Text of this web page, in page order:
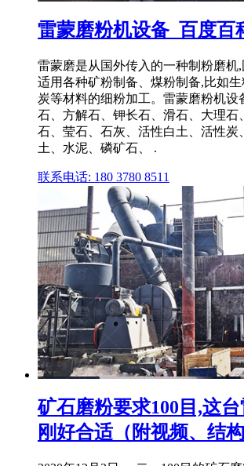
雷蒙磨粉机设备_百度百
雷蒙磨是从国外传入的一种制粉磨机
适用各种矿粉制备、煤粉制备,比如
炭等材料的细粉加工。雷蒙磨粉机设
石、方解石、钾长石、滑石、大理石
石、莹石、石灰、活性白土、活性炭
土、水泥、磷矿石、 .
联系电话: 180 3780 8511
矿石磨粉要求100目,这
刚好合适（附视频、结